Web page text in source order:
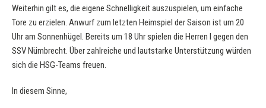
Weiterhin gilt es, die eigene Schnelligkeit auszuspielen, um einfache
Tore zu erzielen. Anwurf zum letzten Heimspiel der Saison ist um 20
Uhr am Sonnenhügel. Bereits um 18 Uhr spielen die Herren I gegen den
SSV Nümbrecht. Über zahlreiche und lautstarke Unterstützung würden
sich die HSG-Teams freuen.
In diesem Sinne,